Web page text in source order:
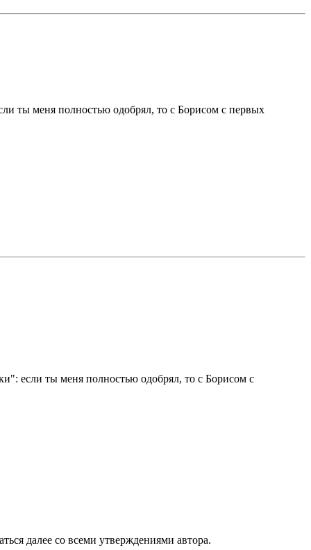
ты меня полностью одобрял, то с Борисом с первых
если ты меня полностью одобрял, то с Борисом с
далее со всеми утверждениями автора.